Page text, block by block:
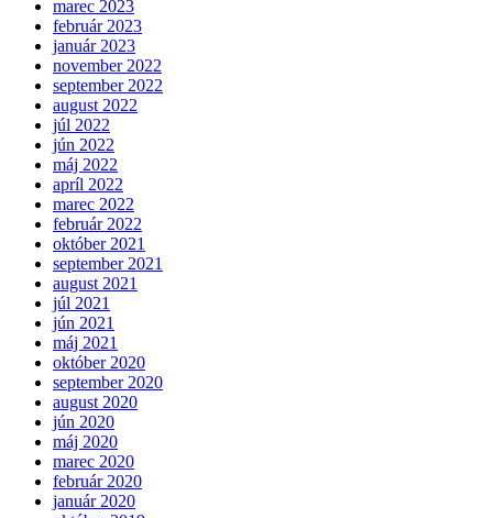
marec 2023
február 2023
január 2023
november 2022
september 2022
august 2022
júl 2022
jún 2022
máj 2022
apríl 2022
marec 2022
február 2022
október 2021
september 2021
august 2021
júl 2021
jún 2021
máj 2021
október 2020
september 2020
august 2020
jún 2020
máj 2020
marec 2020
február 2020
január 2020